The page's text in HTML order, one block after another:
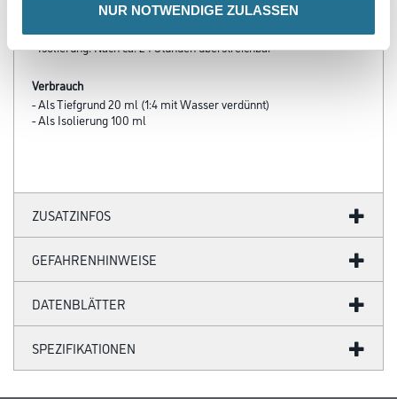
NUR NOTWENDIGE ZULASSEN
Verarbeitungszeit
- Tiefgrund: Nach ca. 2 - 3 Stunden überstreichbar
- Isolierung: Nach ca. 24 Stunden überstreichbar
Verbrauch
- Als Tiefgrund 20 ml (1:4 mit Wasser verdünnt)
- Als Isolierung 100 ml
ZUSATZINFOS
GEFAHRENHINWEISE
DATENBLÄTTER
SPEZIFIKATIONEN